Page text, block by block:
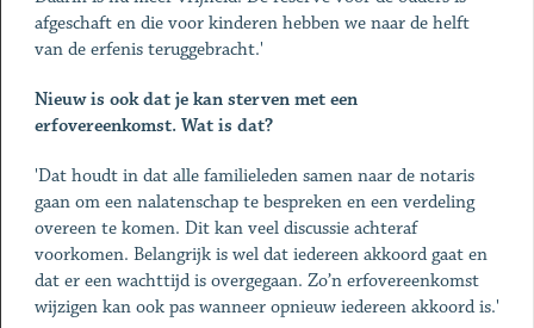
afgeschaft en die voor kinderen hebben we naar de helft
van de erfenis teruggebracht.'
Nieuw is ook dat je kan sterven met een
erfovereenkomst. Wat is dat?
'Dat houdt in dat alle familieleden samen naar de notaris
gaan om een nalatenschap te bespreken en een verdeling
overeen te komen. Dit kan veel discussie achteraf
voorkomen. Belangrijk is wel dat iedereen akkoord gaat en
dat er een wachttijd is overgegaan. Zo’n erfovereenkomst
wijzigen kan ook pas wanneer opnieuw iedereen akkoord is.'